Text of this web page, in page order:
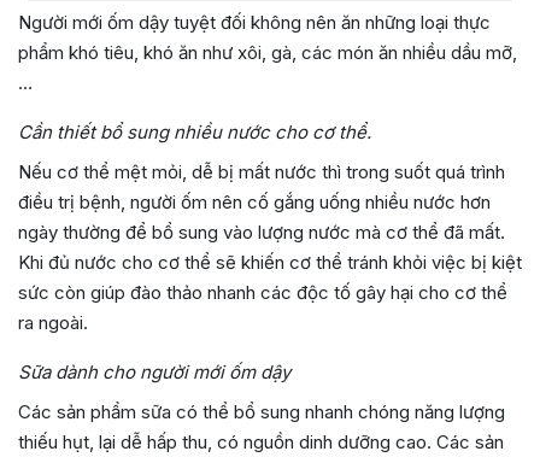
Người mới ốm dậy tuyệt đối không nên ăn những loại thực
phẩm khó tiêu, khó ăn như xôi, gà, các món ăn nhiều dầu mỡ,
…
Cần thiết bổ sung nhiều nước cho cơ thể.
Nếu cơ thể mệt mỏi, dễ bị mất nước thì trong suốt quá trình
điều trị bệnh, người ốm nên cố gắng uống nhiều nước hơn
ngày thường để bổ sung vào lượng nước mà cơ thể đã mất.
Khi đủ nước cho cơ thể sẽ khiến cơ thể tránh khỏi việc bị kiệt
sức còn giúp đào thảo nhanh các độc tố gây hại cho cơ thể
ra ngoài.
Sữa dành cho người mới ốm dậy
Các sản phẩm sữa có thể bổ sung nhanh chóng năng lượng
thiếu hụt, lại dễ hấp thu, có nguồn dinh dưỡng cao. Các sản